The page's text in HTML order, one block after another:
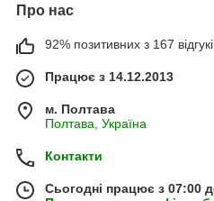
Про нас
92% позитивних з 167
Працює з 14.12.2013
м. Полтава
Полтава, Україна
Контакти
Сьогодні працює з 07:00